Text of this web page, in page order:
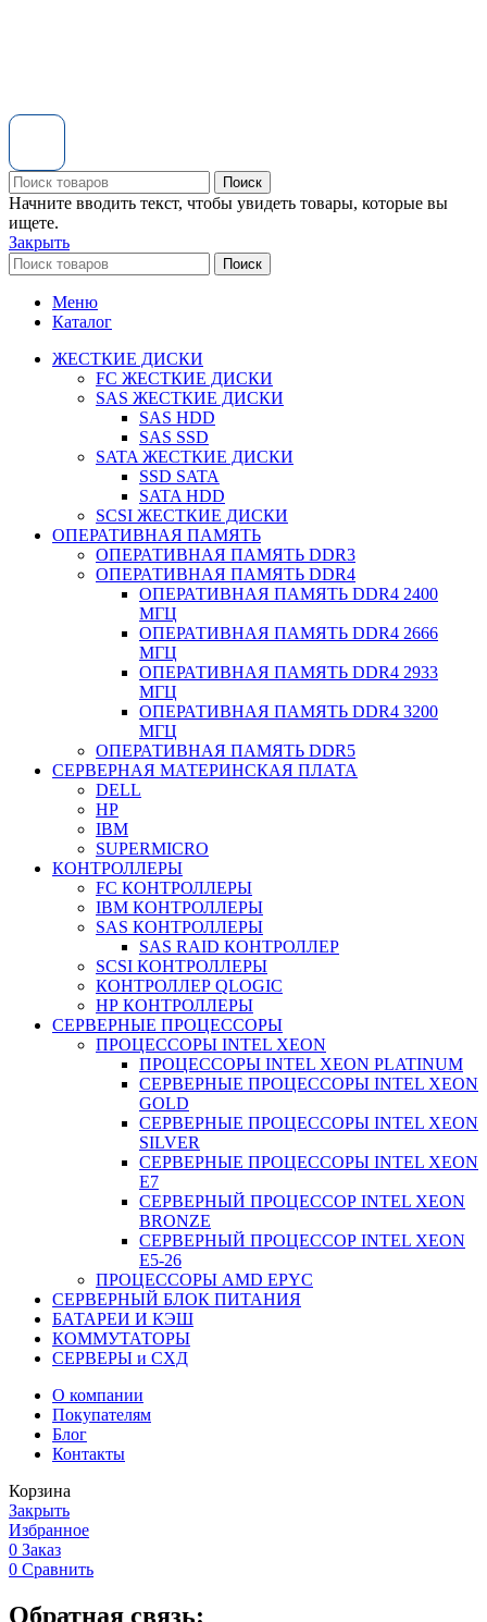
Поиск
Начните вводить текст, чтобы увидеть товары, которые вы
ищете.
Закрыть
Поиск
Меню
Каталог
ЖЕСТКИЕ ДИСКИ
FC ЖЕСТКИЕ ДИСКИ
SAS ЖЕСТКИЕ ДИСКИ
SAS HDD
SAS SSD
SATA ЖЕСТКИЕ ДИСКИ
SSD SATA
SATA HDD
SCSI ЖЕСТКИЕ ДИСКИ
ОПЕРАТИВНАЯ ПАМЯТЬ
ОПЕРАТИВНАЯ ПАМЯТЬ DDR3
ОПЕРАТИВНАЯ ПАМЯТЬ DDR4
ОПЕРАТИВНАЯ ПАМЯТЬ DDR4 2400
МГЦ
ОПЕРАТИВНАЯ ПАМЯТЬ DDR4 2666
МГЦ
ОПЕРАТИВНАЯ ПАМЯТЬ DDR4 2933
МГЦ
ОПЕРАТИВНАЯ ПАМЯТЬ DDR4 3200
МГЦ
ОПЕРАТИВНАЯ ПАМЯТЬ DDR5
СЕРВЕРНАЯ МАТЕРИНСКАЯ ПЛАТА
DELL
HP
IBM
SUPERMICRO
КОНТРОЛЛЕРЫ
FC КОНТРОЛЛЕРЫ
IBM КОНТРОЛЛЕРЫ
SAS КОНТРОЛЛЕРЫ
SAS RAID КОНТРОЛЛЕР
SCSI КОНТРОЛЛЕРЫ
КОНТРОЛЛЕР QLOGIC
НР КОНТРОЛЛЕРЫ
СЕРВЕРНЫЕ ПРОЦЕССОРЫ
ПРОЦЕССОРЫ INTEL XEON
ПРОЦЕССОРЫ INTEL XEON PLATINUM
СЕРВЕРНЫЕ ПРОЦЕССОРЫ INTEL XEON
GOLD
СЕРВЕРНЫЕ ПРОЦЕССОРЫ INTEL XEON
SILVER
СЕРВЕРНЫЕ ПРОЦЕССОРЫ INTEL XEON
Е7
СЕРВЕРНЫЙ ПРОЦЕССОР INTEL XEON
BRONZE
СЕРВЕРНЫЙ ПРОЦЕССОР INTEL XEON
Е5-26
ПРОЦЕССОРЫ AMD EPYC
СЕРВЕРНЫЙ БЛОК ПИТАНИЯ
БАТАРЕИ И КЭШ
КОММУТАТОРЫ
СЕРВЕРЫ и СХД
О компании
Покупателям
Блог
Контакты
Корзина
Закрыть
Избранное
0 Заказ
0 Сравнить
Обратная связь: